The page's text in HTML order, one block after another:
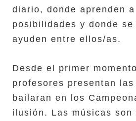
diario, donde aprenden
posibilidades y donde se
ayuden entre ellos/as.
Desde el primer
profesores presentan
bailaran en los
ilusión. Las músicas son